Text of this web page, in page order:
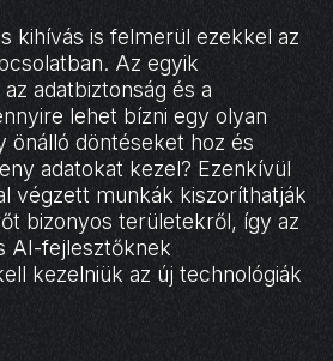
kihívás is felmerül ezekkel az
Az egyik
adatbiztonság és a
lehet bízni egy olyan
önálló döntéseket hoz és
adatokat kezel? Ezenkívül
végzett munkák kiszoríthatják
bizonyos területekről, így az
AI-fejlesztőknek
kezelniük az új technológiák